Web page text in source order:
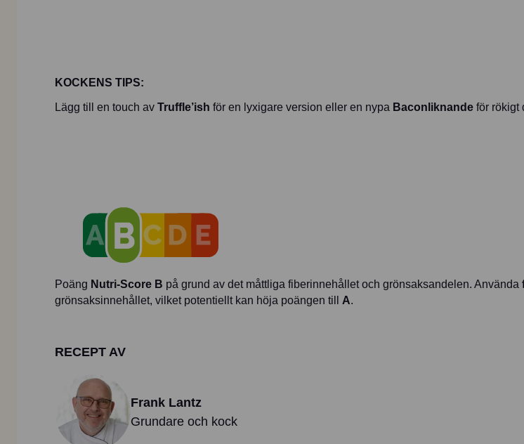
KOCKENS TIPS:
Lägg till en touch av Truffle’ish för en lyxigare version eller en nypa Baconliknandeför rökigt
Poäng Nutri-Score B på grund av det måttliga fiberinnehållet och grönsaksandelen. Använda
grönsaksinnehållet, vilket potentiellt kan höja poängen till A.
RECEPT AV
Frank Lantz
Grundare och kock